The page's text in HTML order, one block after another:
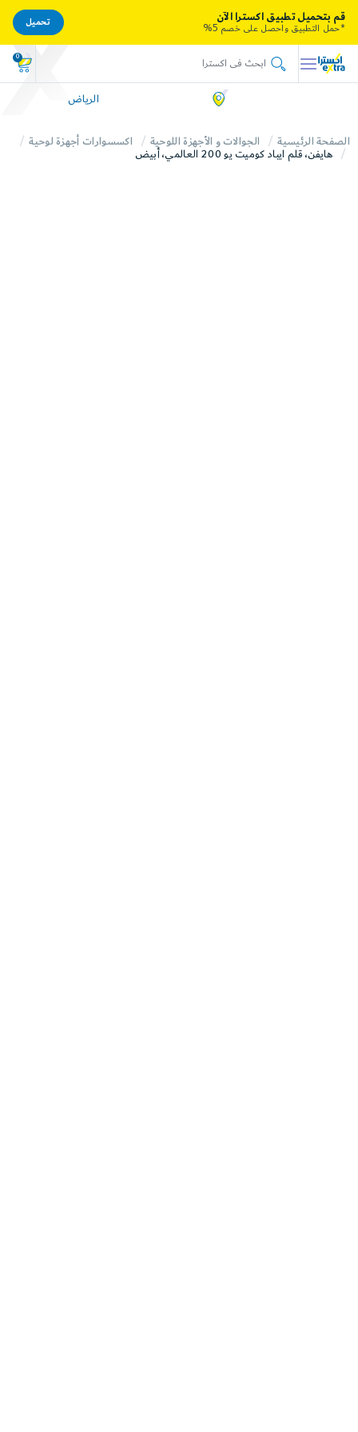
0
الرياض
الصفحة الرئيسية الجوالات و الأجهزة اللوحية
اكسسوارات أجهزة لوحية
هايفن، قلم ايباد كوميت يو 200 العالمي، أبيض
قم بتحميل تطبيق اكسترا الآن
*حمل التطبيق واحصل على خصم 5%
تحميل